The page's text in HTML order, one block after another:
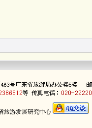
游发展研究中心